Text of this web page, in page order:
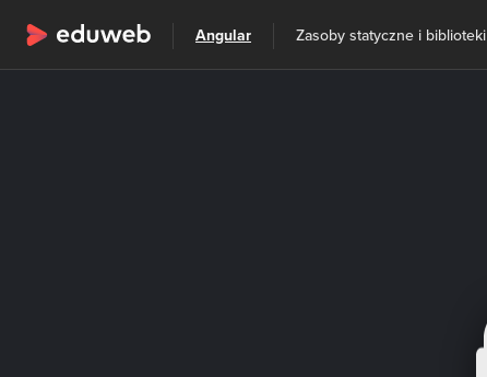
Wszystkie kategorie Szkolenia
Angular Zasoby statyczne i biblioteki